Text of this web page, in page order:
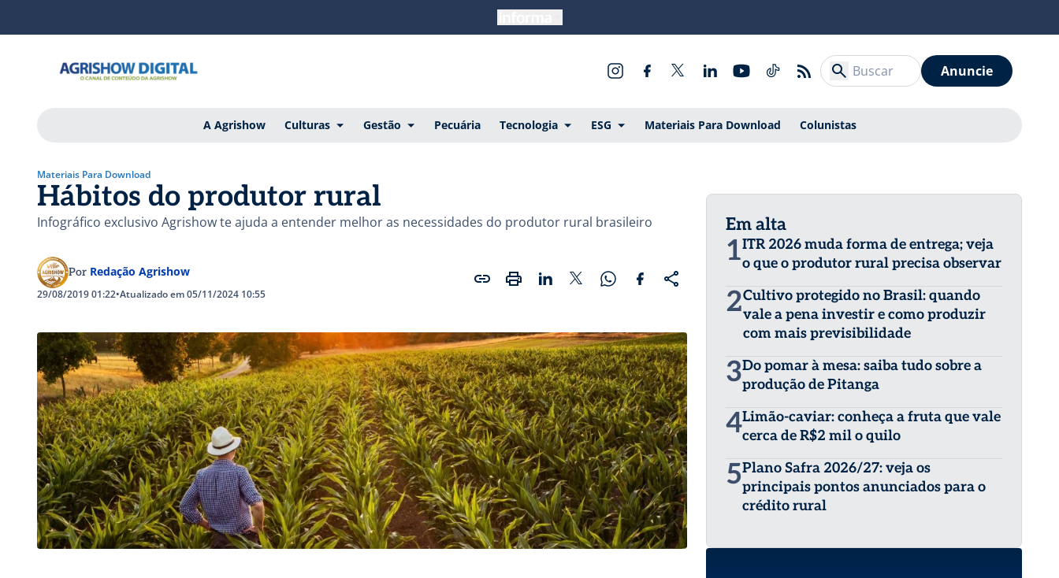
Anuncie
A Agrishow Culturas Gestão Pecuária Tecnologia ESG Materiais Para Download Colunistas
Materiais Para Download
Hábitos do produtor rural
Infográfico exclusivo Agrishow te ajuda a entender melhor as necessidades do produtor rural brasileiro
Por Redação Agrishow
29/08/2019 01:22•Atualizado em 05/11/2024 10:55
Em alta
1ITR 2026 muda forma de entrega; veja
o que o produtor rural precisa observar
2Cultivo protegido no Brasil: quando
vale a pena investir e como produzir
com mais previsibilidade
3Do pomar à mesa: saiba tudo sobre a
produção de Pitanga
4Limão-caviar: conheça a fruta que vale
cerca de R$2 mil o quilo
5Plano Safra 2026/27: veja os
principais pontos anunciados para o
crédito rural